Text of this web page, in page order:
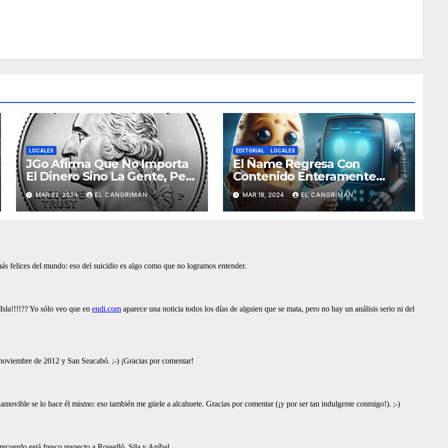
LOCALES
JGo Afirma Que No Importa
El Dinero Sino La Gente, Pero
Pregunta: «¿De Verdad No
Tendrán Una Pejetita?»
MAR 27, 2024 EL CANGRIMÁN
EDITORIAL LOCALES
El Ñame Regresa Con
Contenido Enteramente
Generado Por Inteligencia
Artificial
MAR 18, 2024 EL CANGRIMÁN